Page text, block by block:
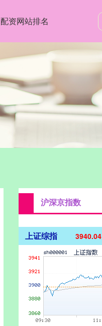
配资网站排名
沪深京指数
上证综指 3940.04